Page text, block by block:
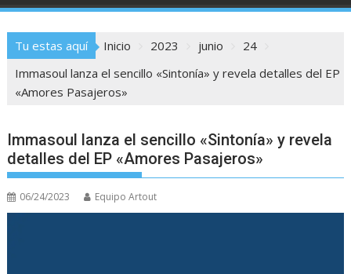
Tu estas aquí Inicio 2023 junio
24
Immasoul lanza el sencillo «Sintonía» y revela detalles del EP
«Amores Pasajeros»
Immasoul lanza el sencillo «Sintonía» y revela
detalles del EP «Amores Pasajeros»
06/24/2023 Equipo Artout